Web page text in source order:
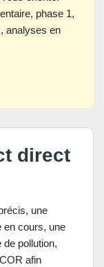
phase 1,
analyses en
direct
une
en cours, une
pollution,
afin